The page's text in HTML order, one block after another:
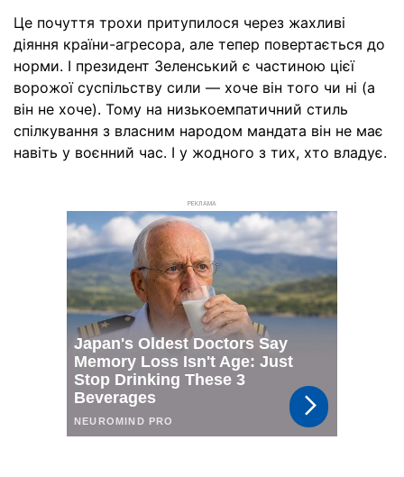
Це почуття трохи притупилося через жахливі
діяння країни-агресора, але тепер повертається до
норми. І президент Зеленський є частиною цієї
ворожої суспільству сили — хоче він того чи ні (а
він не хоче). Тому на низькоемпатичний стиль
спілкування з власним народом мандата він не має
навіть у воєнний час. І у жодного з тих, хто владує.
РЕКЛАМА